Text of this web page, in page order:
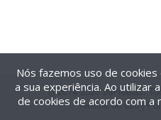
@2014-2026 99Freelas.
Termos de uso|
Nós fazemos uso de
a sua experiência. Ao utilizar
de cookies de acordo com a